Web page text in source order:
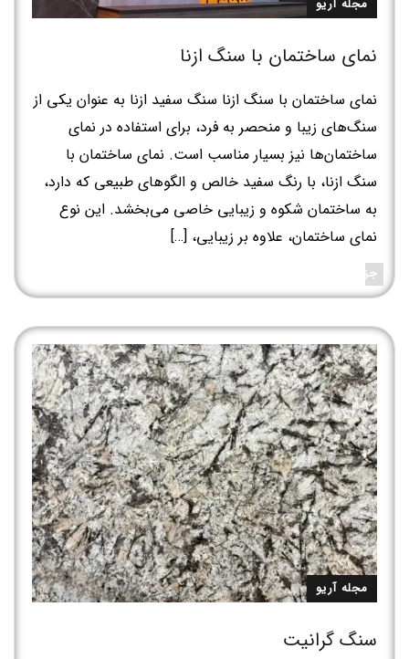
مجله آریو
نمای ساختمان با سنگ ازنا
نمای ساختمان با سنگ ازنا سنگ سفید ازنا به عنوان یکی از
سنگ‌های زیبا و منحصر به فرد، برای استفاده در نمای
ساختمان‌ها نیز بسیار مناسب است. نمای ساختمان با
سنگ ازنا، با رنگ سفید خالص و الگوهای طبیعی که دارد،
به ساختمان شکوه و زیبایی خاصی می‌بخشد. این نوع
نمای ساختمان، علاوه بر زیبایی، […]
جزئیات بیشتر
مجله آریو
سنگ گرانیت